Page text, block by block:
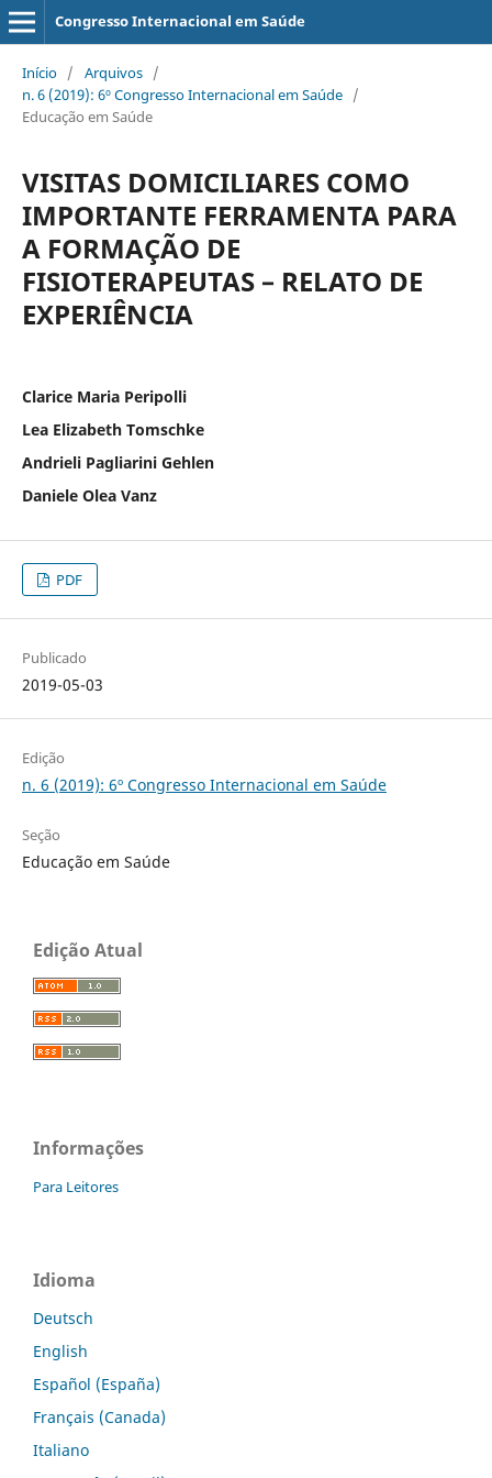
Congresso Internacional em Saúde
Início / Arquivos /
n. 6 (2019): 6º Congresso Internacional em Saúde /
Educação em Saúde
VISITAS DOMICILIARES COMO
IMPORTANTE FERRAMENTA PARA
A FORMAÇÃO DE
FISIOTERAPEUTAS – RELATO DE
EXPERIÊNCIA
Clarice Maria Peripolli
Lea Elizabeth Tomschke
Andrieli Pagliarini Gehlen
Daniele Olea Vanz
PDF
Publicado
2019-05-03
Edição
n. 6 (2019): 6º Congresso Internacional em Saúde
Seção
Educação em Saúde
Edição Atual
Informações
Para Leitores
Idioma
Deutsch
English
Español (España)
Français (Canada)
Italiano